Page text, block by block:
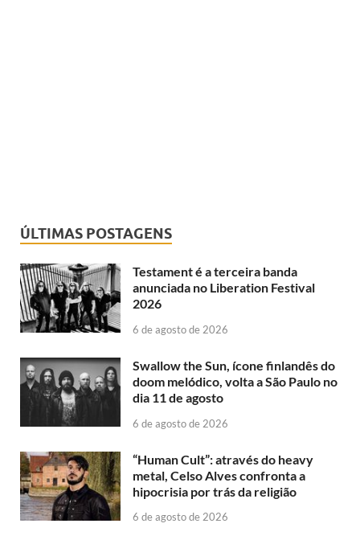
ÚLTIMAS POSTAGENS
Testament é a terceira banda
anunciada no Liberation Festival
2026
6 de agosto de 2026
Swallow the Sun, ícone finlandês do
doom melódico, volta a São Paulo no
dia 11 de agosto
6 de agosto de 2026
“Human Cult”: através do heavy
metal, Celso Alves confronta a
hipocrisia por trás da religião
6 de agosto de 2026